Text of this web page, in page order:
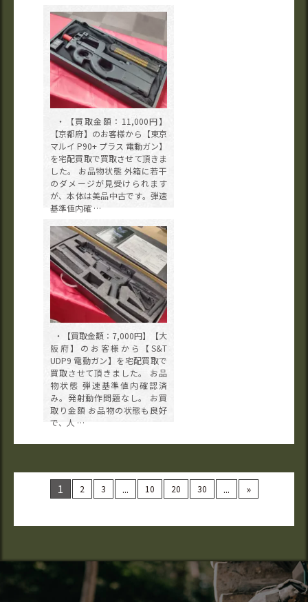
・【買取金額：11,000円】
【京都府】のお客様から【東京
マルイ P90+ プラス 電動ガン】
を宅配買取で買取させて頂きま
した。 お品物状態 外箱に若干
のダメージが見受けられます
が、本体は美品中古です。弾速
基準値内確 …
・【買取金額：7,000円】【大
阪府】のお客様から【S&T
UDP9 電動ガン】を宅配買取で
買取させて頂きました。 お品
物状態 弾速基準値内確認済
み。発射動作問題なし。 お買
取り金額 お品物の状態も良好
で、人 …
1 2 3 ... 10 20 30 ... »